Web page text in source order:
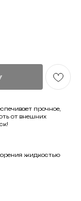
прочное,
от внешних
жидкостью